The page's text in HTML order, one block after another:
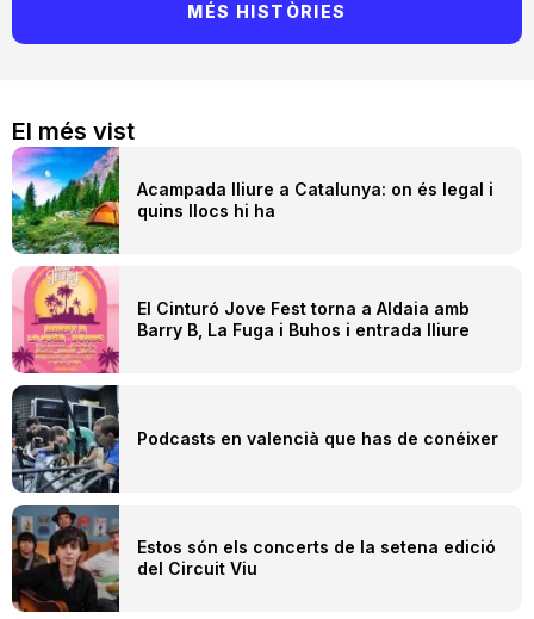
El més vist
Acampada lliure a Catalunya: on és legal i
quins llocs hi ha
El Cinturó Jove Fest torna a Aldaia amb
Barry B, La Fuga i Buhos i entrada lliure
Podcasts en valencià que has de conéixer
Estos són els concerts de la setena edició
del Circuit Viu
MÉS HISTÒRIES